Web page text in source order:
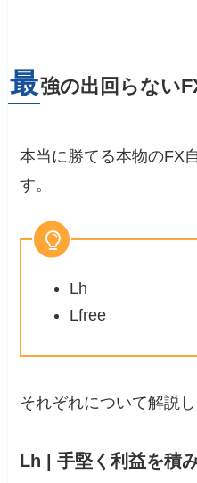
最強の出回らない
本当に勝てる本物のFX
す。
Lh
Lfree
それぞれについて解説し
Lh | 手堅く利益を積